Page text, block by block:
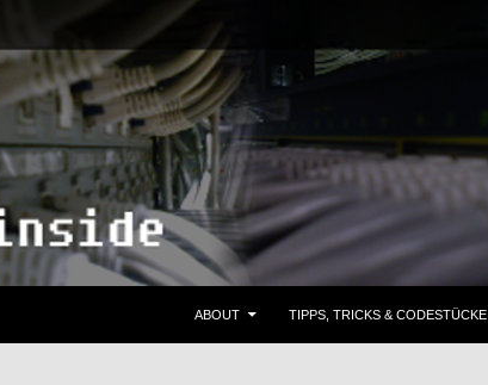
ABOUT
TIPPS, TRICKS & CODESTÜCKE